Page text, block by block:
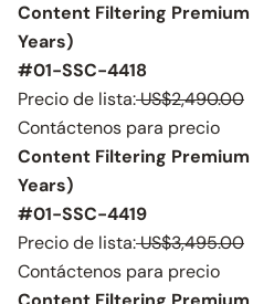
Content Filtering
Years)
#01-SSC-4418
Precio de lista:US$2,490.00
Contáctenos para precio
Content Filtering
Years)
#01-SSC-4419
Precio de lista:US$3,495.00
Contáctenos para precio